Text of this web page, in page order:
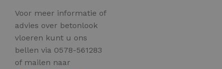
Voor meer informatie of
advies over betonlook
vloeren kunt u ons
bellen via 0578-561283
of mailen naar